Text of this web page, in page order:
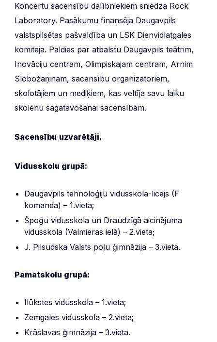
Koncertu sacensību dalībniekiem sniedza Rock
Laboratory. Pasākumu finansēja Daugavpils
valstspilsētas pašvaldība un LSK Dienvidlatgales
komiteja. Paldies par atbalstu Daugavpils teātrim,
Inovāciju centram, Olimpiskajam centram, Arnim
Slobožaņinam, sacensību organizatoriem,
skolotājiem un mediķiem, kas veltīja savu laiku
skolēnu sagatavošanai sacensībām.
Sacensību uzvarētāji.
Vidusskolu grupā:
Daugavpils tehnoloģiju vidusskola-licejs (F
komanda) – 1.vieta;
Špoģu vidusskola un Draudzīgā aicinājuma
vidusskola (Valmieras ielā) – 2.vieta;
J. Pilsudska Valsts poļu ģimnāzija – 3.vieta.
Pamatskolu grupā:
Ilūkstes vidusskola – 1.vieta;
Zemgales vidusskola – 2.vieta;
Krāslavas ģimnāzija – 3.vieta.